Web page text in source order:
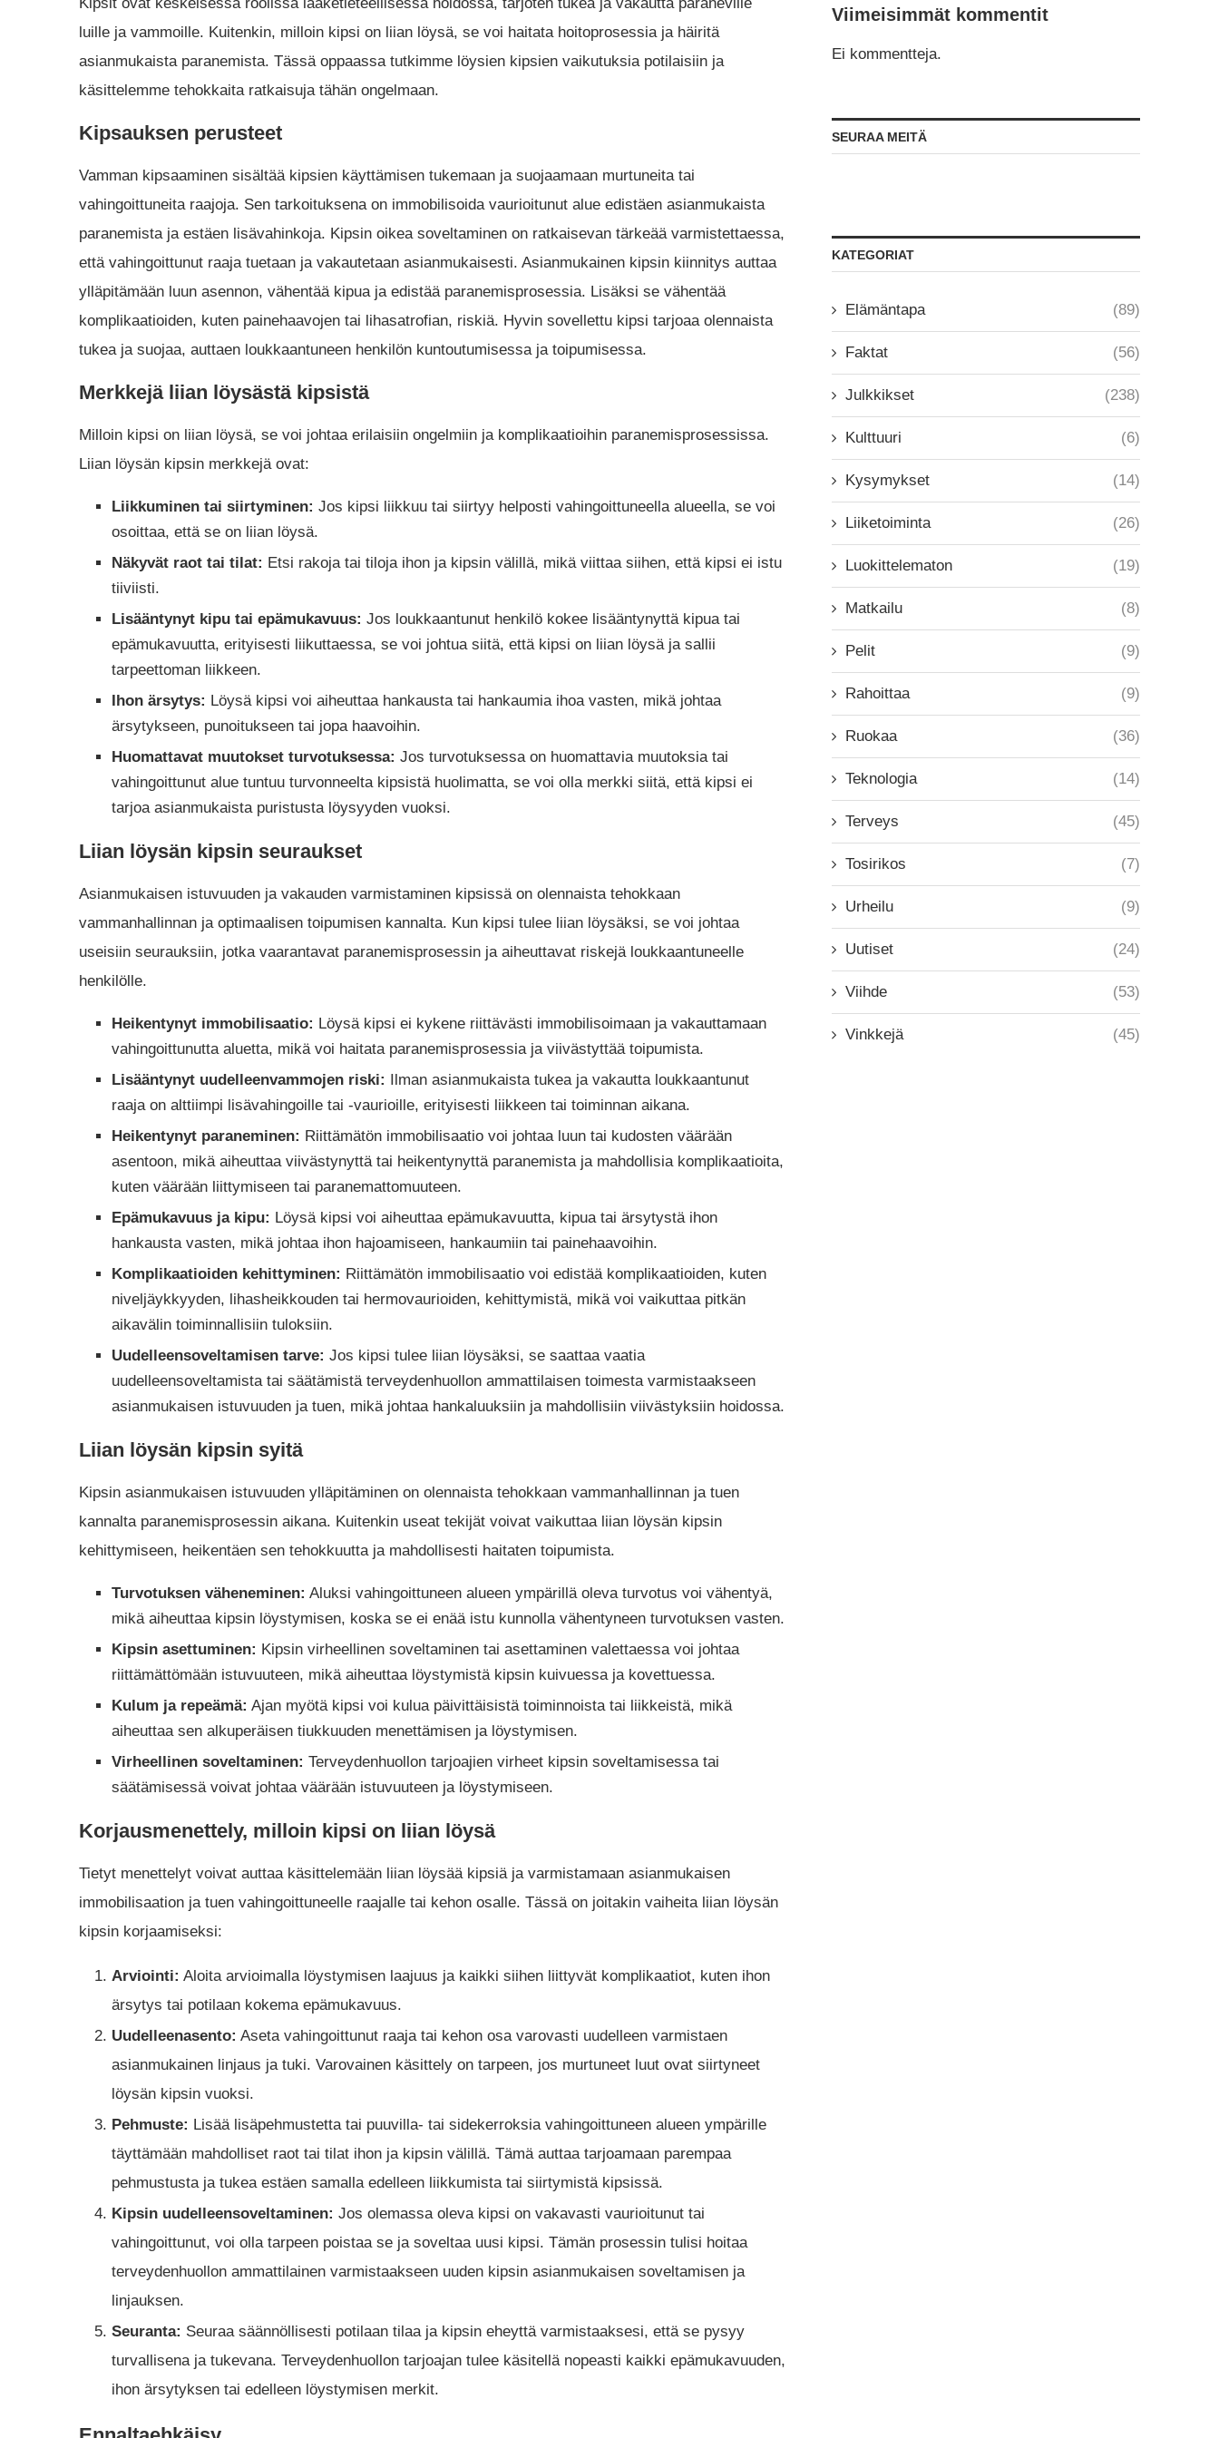
luille ja vammoille. Kuitenkin, milloin kipsi on liian löysä, se voi haitata hoitoprosessia ja häiritä
asianmukaista paranemista. Tässä oppaassa tutkimme löysien kipsien vaikutuksia potilaisiin ja
käsittelemme tehokkaita ratkaisuja tähän ongelmaan.
Kipsauksen perusteet
Vamman kipsaaminen sisältää kipsien käyttämisen tukemaan ja suojaamaan murtuneita tai
vahingoittuneita raajoja. Sen tarkoituksena on immobilisoida vaurioitunut alue edistäen asianmukaista
paranemista ja estäen lisävahinkoja. Kipsin oikea soveltaminen on ratkaisevan tärkeää varmistettaessa,
että vahingoittunut raaja tuetaan ja vakautetaan asianmukaisesti. Asianmukainen kipsin kiinnitys auttaa
ylläpitämään luun asennon, vähentää kipua ja edistää paranemisprosessia. Lisäksi se vähentää
komplikaatioiden, kuten painehaavojen tai lihasatrofian, riskiä. Hyvin sovellettu kipsi tarjoaa olennaista
tukea ja suojaa, auttaen loukkaantuneen henkilön kuntoutumisessa ja toipumisessa.
Merkkejä liian löysästä kipsistä
Milloin kipsi on liian löysä, se voi johtaa erilaisiin ongelmiin ja komplikaatioihin paranemisprosessissa.
Liian löysän kipsin merkkejä ovat:
Liikkuminen tai siirtyminen: Jos kipsi liikkuu tai siirtyy helposti vahingoittuneella alueella, se voi
osoittaa, että se on liian löysä.
Näkyvät raot tai tilat: Etsi rakoja tai tiloja ihon ja kipsin välillä, mikä viittaa siihen, että kipsi ei istu
tiiviisti.
Lisääntynyt kipu tai epämukavuus: Jos loukkaantunut henkilö kokee lisääntynyttä kipua tai
epämukavuutta, erityisesti liikuttaessa, se voi johtua siitä, että kipsi on liian löysä ja sallii
tarpeettoman liikkeen.
Ihon ärsytys: Löysä kipsi voi aiheuttaa hankausta tai hankaumia ihoa vasten, mikä johtaa
ärsytykseen, punoitukseen tai jopa haavoihin.
Huomattavat muutokset turvotuksessa: Jos turvotuksessa on huomattavia muutoksia tai
vahingoittunut alue tuntuu turvonneelta kipsistä huolimatta, se voi olla merkki siitä, että kipsi ei
tarjoa asianmukaista puristusta löysyyden vuoksi.
Liian löysän kipsin seuraukset
Asianmukaisen istuvuuden ja vakauden varmistaminen kipsissä on olennaista tehokkaan
vammanhallinnan ja optimaalisen toipumisen kannalta. Kun kipsi tulee liian löysäksi, se voi johtaa
useisiin seurauksiin, jotka vaarantavat paranemisprosessin ja aiheuttavat riskejä loukkaantuneelle
henkilölle.
Heikentynyt immobilisaatio: Löysä kipsi ei kykene riittävästi immobilisoimaan ja vakauttamaan
vahingoittunutta aluetta, mikä voi haitata paranemisprosessia ja viivästyttää toipumista.
Lisääntynyt uudelleenvammojen riski: Ilman asianmukaista tukea ja vakautta loukkaantunut
raaja on alttiimpi lisävahingoille tai -vaurioille, erityisesti liikkeen tai toiminnan aikana.
Heikentynyt paraneminen: Riittämätön immobilisaatio voi johtaa luun tai kudosten väärään
asentoon, mikä aiheuttaa viivästynyttä tai heikentynyttä paranemista ja mahdollisia komplikaatioita,
kuten väärään liittymiseen tai paranemattomuuteen.
Epämukavuus ja kipu: Löysä kipsi voi aiheuttaa epämukavuutta, kipua tai ärsytystä ihon
hankausta vasten, mikä johtaa ihon hajoamiseen, hankaumiin tai painehaavoihin.
Komplikaatioiden kehittyminen: Riittämätön immobilisaatio voi edistää komplikaatioiden, kuten
niveljäykkyyden, lihasheikkouden tai hermovaurioiden, kehittymistä, mikä voi vaikuttaa pitkän
aikavälin toiminnallisiin tuloksiin.
Uudelleensoveltamisen tarve: Jos kipsi tulee liian löysäksi, se saattaa vaatia
uudelleensoveltamista tai säätämistä terveydenhuollon ammattilaisen toimesta varmistaakseen
asianmukaisen istuvuuden ja tuen, mikä johtaa hankaluuksiin ja mahdollisiin viivästyksiin hoidossa.
Liian löysän kipsin syitä
Kipsin asianmukaisen istuvuuden ylläpitäminen on olennaista tehokkaan vammanhallinnan ja tuen
kannalta paranemisprosessin aikana. Kuitenkin useat tekijät voivat vaikuttaa liian löysän kipsin
kehittymiseen, heikentäen sen tehokkuutta ja mahdollisesti haitaten toipumista.
Turvotuksen väheneminen: Aluksi vahingoittuneen alueen ympärillä oleva turvotus voi vähentyä,
mikä aiheuttaa kipsin löystymisen, koska se ei enää istu kunnolla vähentyneen turvotuksen vasten.
Kipsin asettuminen: Kipsin virheellinen soveltaminen tai asettaminen valettaessa voi johtaa
riittämättömään istuvuuteen, mikä aiheuttaa löystymistä kipsin kuivuessa ja kovettuessa.
Kulum ja repeämä: Ajan myötä kipsi voi kulua päivittäisistä toiminnoista tai liikkeistä, mikä
aiheuttaa sen alkuperäisen tiukkuuden menettämisen ja löystymisen.
Virheellinen soveltaminen: Terveydenhuollon tarjoajien virheet kipsin soveltamisessa tai
säätämisessä voivat johtaa väärään istuvuuteen ja löystymiseen.
Korjausmenettely, milloin kipsi on liian löysä
Tietyt menettelyt voivat auttaa käsittelemään liian löysää kipsiä ja varmistamaan asianmukaisen
immobilisaation ja tuen vahingoittuneelle raajalle tai kehon osalle. Tässä on joitakin vaiheita liian löysän
kipsin korjaamiseksi:
Arviointi: Aloita arvioimalla löystymisen laajuus ja kaikki siihen liittyvät komplikaatiot, kuten ihon
ärsytys tai potilaan kokema epämukavuus.
Uudelleenasento: Aseta vahingoittunut raaja tai kehon osa varovasti uudelleen varmistaen
asianmukainen linjaus ja tuki. Varovainen käsittely on tarpeen, jos murtuneet luut ovat siirtyneet
löysän kipsin vuoksi.
Pehmuste: Lisää lisäpehmustetta tai puuvilla- tai sidekerroksia vahingoittuneen alueen ympärille
täyttämään mahdolliset raot tai tilat ihon ja kipsin välillä. Tämä auttaa tarjoamaan parempaa
pehmustusta ja tukea estäen samalla edelleen liikkumista tai siirtymistä kipsissä.
Kipsin uudelleensoveltaminen: Jos olemassa oleva kipsi on vakavasti vaurioitunut tai
vahingoittunut, voi olla tarpeen poistaa se ja soveltaa uusi kipsi. Tämän prosessin tulisi hoitaa
terveydenhuollon ammattilainen varmistaakseen uuden kipsin asianmukaisen soveltamisen ja
linjauksen.
Seuranta: Seuraa säännöllisesti potilaan tilaa ja kipsin eheyttä varmistaaksesi, että se pysyy
turvallisena ja tukevana. Terveydenhuollon tarjoajan tulee käsitellä nopeasti kaikki epämukavuuden,
ihon ärsytyksen tai edelleen löystymisen merkit.
Viimeisimmät kommentit
Ei kommentteja.
SEURAA MEITÄ
KATEGORIAT
Elämäntapa (89)
Faktat (56)
Julkkikset (238)
Kulttuuri (6)
Kysymykset (14)
Liiketoiminta (26)
Luokittelematon (19)
Matkailu (8)
Pelit (9)
Rahoittaa (9)
Ruokaa (36)
Teknologia (14)
Terveys (45)
Tosirikos (7)
Urheilu (9)
Uutiset (24)
Viihde (53)
Vinkkejä (45)